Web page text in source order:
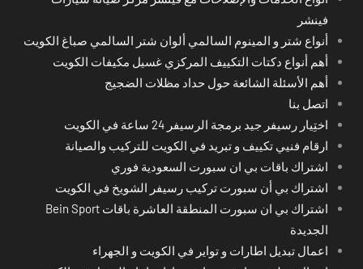
فينشر
أنواع شتر و المينوم السالمي ألوان شتر السالمي صباغ الكويت
أهم أنواع دكتات التكييف المركزي غسيل مكيفات الكويت
أهم الأسئلة الشائعة حول حداد مظلات الضجيج
اتصل بنا
اختِيار رسيفر جيد برمجة الرسيفر 24 ساعة في الكويت
ارقام فنيي تكييف و تبريد في الكويت للتركيب والصيانة
اشتراك باقات بي ان سبورت السعودية فوري
اشتراك بي أن سبورت تركيب رسيفر الشويخ في الكويت
اشتراك بي ان سبورت المنطقة العاشرة باقات Bein Sport
الجديدة
اعمال تبديل اطارات و تواير في الكويت و الجهراء